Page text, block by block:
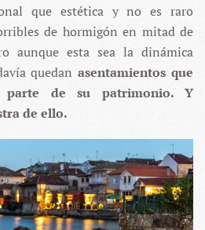
que estética y no es raro
de hormigón en mitad de
aunque esta sea la dinámica
quedanasentamientos que
parte de su patrimonio. Y
de ello.